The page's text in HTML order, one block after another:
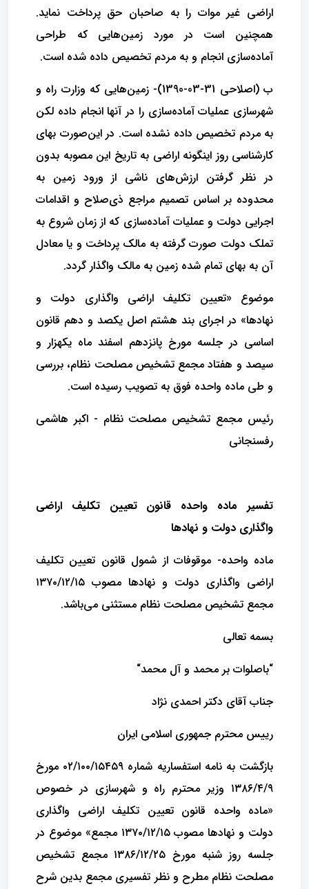
اراضی غیر موات را به صاحبان حق پرداخت نماید.
همچنین است در مورد زمین‌هایی که طراحی
آماده‌سازی انجام و به مردم تخصیص داده شده است.
ب (اصلاحی 31-03-1390)- زمین‌هایی که وزارت راه و
شهرسازی عملیات آماده‌سازی را در آنها انجام داده لکن
به مردم تخصیص داده نشده است. در این‌صورت بهای
کارشناسی روز اینگونه اراضی به تاریخ این مصوبه بدون
در نظر گرفتن ارزش‌های ناشی از ورود زمین به
محدوده بر اساس تصمیم مراجع ذی‌صلاح و اقدامات
اجرایی دولت و عملیات آماده‌سازی که از زمان شروع به
تملک دولت صورت گرفته به مالک پرداخت و یا معادل
آن به بهای تمام شده زمین به مالک واگذار گردد.
موضوع «تعیین تکلیف اراضی واگذاری دولت و
نهادها» در اجرای بند هشتم اصل یکصد و دهم قانون
اساسی در جلسه مورخ پانزدهم اسفند ماه یکهزار و
سیصد و هفتاد مجمع تشخیص مصلحت نظام، بررسی
و طی ماده واحده فوق به تصویب رسیده است.
رئیس مجمع تشخیص مصلحت نظام - اکبر هاشمی
رفسنجانی
تفسیر ماده واحده قانون تعیین تکلیف اراضی
واگذاری دولت و نهادها
ماده واحده- موقوفات از شمول قانون تعیین تکلیف
اراضی واگذاری دولت و نهادها مصوب ۱۳۷۰/۱۲/۱۵
مجمع تشخیص مصلحت نظام مستثنی می‌باشد.
بسمه تعالی
“باصلوات بر محمد و آل محمد“
جناب آقای دکتر احمدی نژاد
رییس محترم جمهوری اسلامی ایران
بازگشت به نامه استفساریه شماره ۰۲/۱۰۰/۱۵۴۵۹ مورخ
۱۳۸۶/۴/۹ وزیر محترم راه و شهرسازی در خصوص
«ماده واحده قانون تعیین تکلیف اراضی واگذاری
دولت و نهادها مصوب ۱۳۷۰/۱۲/۱۵ مجمع» موضوع در
جلسه روز شنبه مورخ ۱۳۸۶/۱۲/۲۵ مجمع تشخیص
مصلحت نظام مطرح و نظر تفسیری مجمع بدین شرح